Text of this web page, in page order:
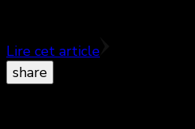
Lire cet article
share